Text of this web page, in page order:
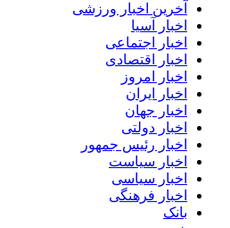
آخرین اخبار ورزشی
اخبار آسیا
اخبار اجتماعی
اخبار اقتصادی
اخبار امروز
اخبار ایران
اخبار جهان
اخبار دولتی
اخبار رئیس جمهور
اخبار سیاست
اخبار سیاسی
اخبار فرهنگی
بانک